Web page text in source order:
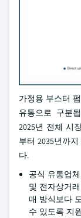
가정용 부스터
유통으로 구분
2025년 전체 시
부터 2035년까
다.
공식 유통업
및 전자상거
매 방식보다
수 있도록 지